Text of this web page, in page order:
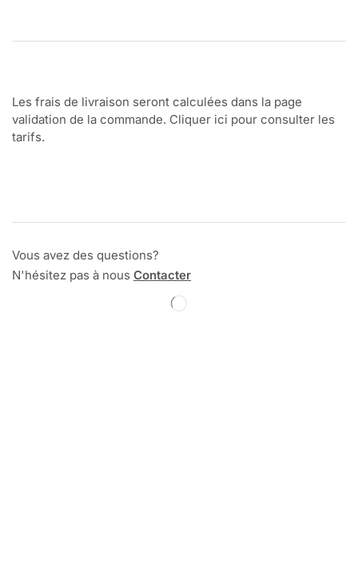
Les frais de livraison seront calculées dans la page
validation de la commande. Cliquer ici pour consulter les
tarifs.
Vous avez des questions?
N'hésitez pas à nous Contacter